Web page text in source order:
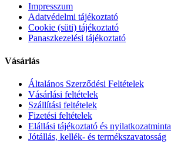
Impresszum
Adatvédelmi tájékoztató
Cookie (süti) tájékoztató
Panaszkezelési tájékoztató
Vásárlás
Általános Szerződési Feltételek
Vásárlási feltételek
Szállítási feltételek
Fizetési feltételek
Elállási tájékoztató és nyilatkozatminta
Jótállás, kellék- és termékszavatosság